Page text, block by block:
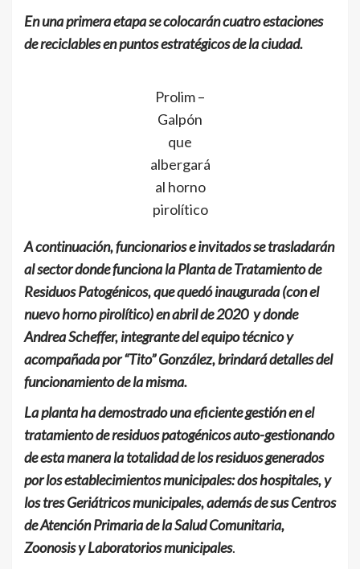
En una primera etapa se colocarán cuatro estaciones
de reciclables en puntos estratégicos de la ciudad.
Prolim –
Galpón
que
albergará
al horno
pirolítico
A continuación, funcionarios e invitados se trasladarán
al sector donde funciona la Planta de Tratamiento de
Residuos Patogénicos, que quedó inaugurada (con el
nuevo horno pirolítico) en abril de 2020 y donde
Andrea Scheffer, integrante del equipo técnico y
acompañada por “Tito” González, brindará detalles del
funcionamiento de la misma.
La planta ha demostrado una eficiente gestión en el
tratamiento de residuos patogénicos auto-gestionando
de esta manera la totalidad de los residuos generados
por los establecimientos municipales: dos hospitales, y
los tres Geriátricos municipales, además de sus Centros
de Atención Primaria de la Salud Comunitaria,
Zoonosis y Laboratorios municipales.